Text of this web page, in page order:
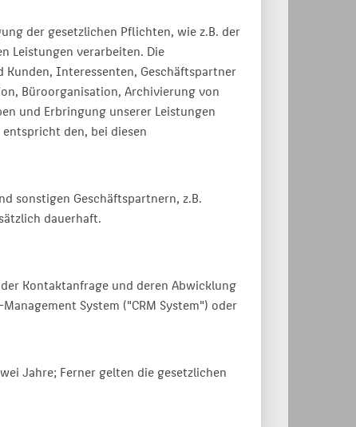
der gesetzlichen Pflichten, wie z.B. der
Leistungen verarbeiten. Die
Kunden, Interessenten, Geschäftspartner
Büroorganisation, Archivierung von
und Erbringung unserer Leistungen
den, bei diesen
sonstigen Geschäftspartnern, z.B.
dauerhaft.
Kontaktanfrage und deren Abwicklung
System ("CRM System") oder
Jahre; Ferner gelten die gesetzlichen